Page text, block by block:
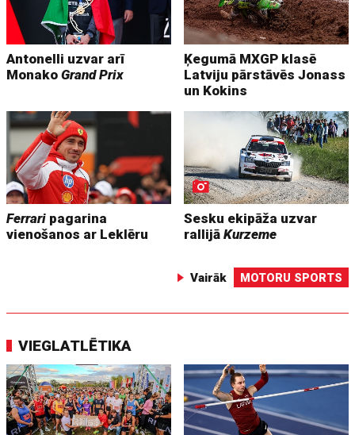
Antonelli uzvar arī
MonakoGrand Prix
Ķegumā MXGP klasē
Latviju pārstāvēs Jonass
un Kokins
Ferrari pagarina
vienošanos ar Leklēru
Sesku ekipāža uzvar
rallijāKurzeme
Vairāk MOTORU SPORTS
VIEGLATLĒTIKA